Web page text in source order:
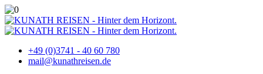
+49 (0)3741 - 40 60 780
mail@kunathreisen.de